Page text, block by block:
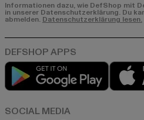
Informationen dazu, wie DefShop mit
in unserer Datenschutzerklärung. Du
abmelden. Datenschutzerklärung lesen.
Play